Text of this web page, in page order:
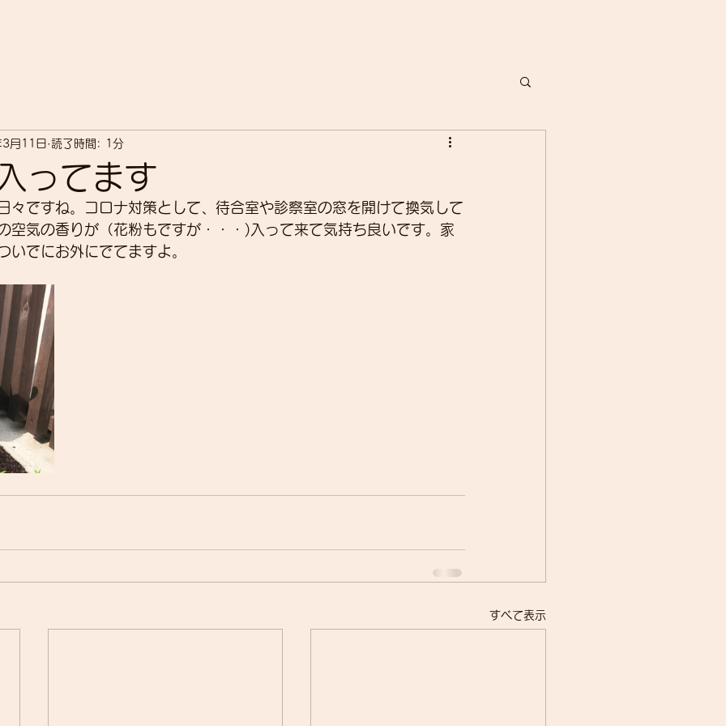
ってます
月11日 読了時間: 1分
々ですね。コロナ対策として、待合室や診察室の窓を開けて換気して
空気の香りが（花粉もですが・・・)入って来て気持ち良いです。家
いでにお外にでてますよ。
すべて表示